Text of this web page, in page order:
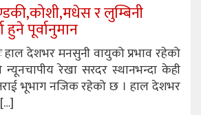
र लुम्बिनी
हुने पूर्वानुमान
हाल देशभर मनसुनी वायुको प्रभाव रहेको
रेखा सरदर स्थानभन्दा केही
भूभाग नजिक रहेको छ । हाल देशभर